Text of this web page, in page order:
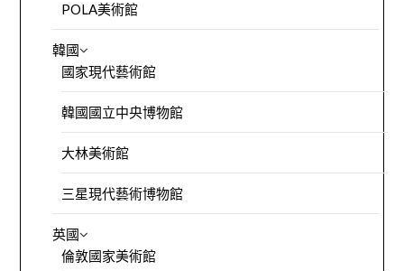
POLA美術館
韓國
國家現代藝術館
韓國國立中央博物館
大林美術館
三星現代藝術博物館
英國
倫敦國家美術館